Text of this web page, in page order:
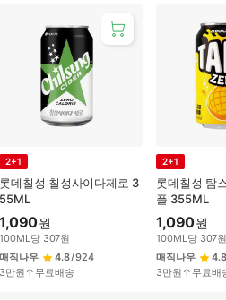
롯데칠성 칠성사이다제로 3
55ML
2+1
1,090원
100ML당 307원
매직나우
4.8/924
3만원↑무료배송
롯데칠성 탐
플 355ML
2+1
1,090원
100ML당 307
매직나우
4.8
3만원↑무료배